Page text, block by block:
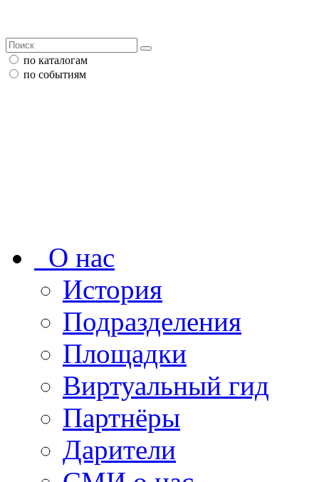
по каталогам
по событиям
О нас
История
Подразделения
Площадки
Виртуальный гид
Партнёры
Дарители